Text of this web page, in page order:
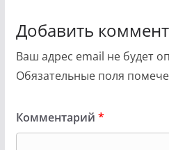
Добавить
Ваш адрес email не будет
Обязательные поля
Комментарий *